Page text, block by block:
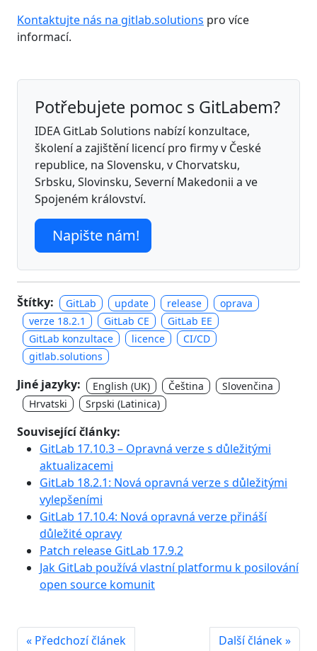
Kontaktujte nás na gitlab.solutions pro více
informací.
Potřebujete pomoc s GitLabem?
IDEA GitLab Solutions nabízí konzultace,
školení a zajištění licencí pro firmy v České
republice, na Slovensku, v Chorvatsku,
Srbsku, Slovinsku, Severní Makedonii a ve
Spojeném království.
Napište nám!
Štítky: GitLab update release
oprava
verze 18.2.1
GitLab CE
GitLab EE
GitLab konzultace
licence
CI/CD
gitlab.solutions
Jiné jazyky: English (UK) Čeština
Slovenčina
Hrvatski
Srpski (Latinica)
Související články:
GitLab 17.10.3 – Opravná verze s důležitými
aktualizacemi
GitLab 18.2.1: Nová opravná verze s důležitými
vylepšeními
GitLab 17.10.4: Nová opravná verze přináší
důležité opravy
Patch release GitLab 17.9.2
Jak GitLab používá vlastní platformu k posilování
open source komunit
« Předchozí článek Další článek »